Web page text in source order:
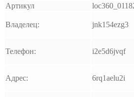
Артикул
Владелец: jnk154ezg3
Телефон: i2e5d6jvqf
Адрес: 6rq1aelu2i